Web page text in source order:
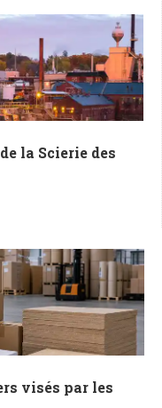
la Scierie des
visés par les